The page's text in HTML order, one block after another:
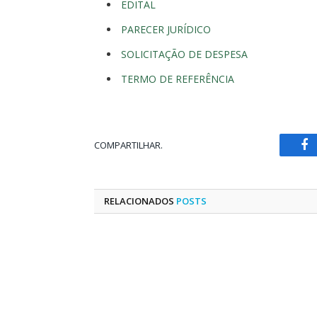
EDITAL
PARECER JURÍDICO
SOLICITAÇÃO DE DESPESA
TERMO DE REFERÊNCIA
COMPARTILHAR.
RELACIONADOS POSTS